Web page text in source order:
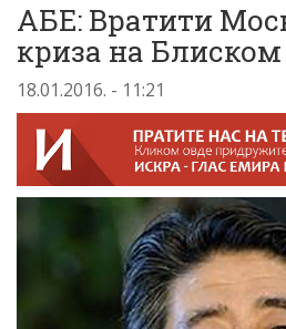
AБЕ: Вратити
криза на
18.01.2016. - 11:21